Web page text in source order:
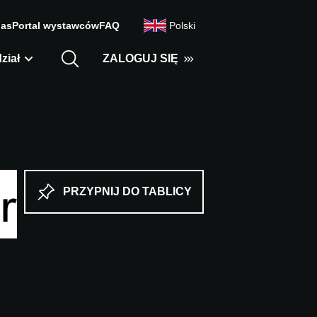
ZALOGUJ SIĘ
Portal wystawcówFAQ Polski
PRZYPNIJ DO TABLICY